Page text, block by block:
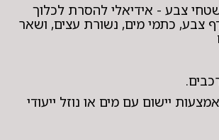
צבע - אידיאלי להסרת לכלוך
צבע, כתמי מים, נשורת עצים, ושאר
יישום עם מים או נוזל ייעודי